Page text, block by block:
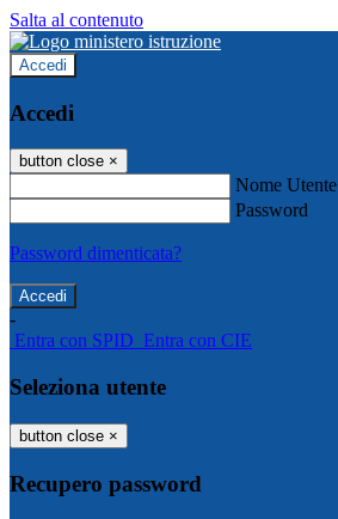
Salta al contenuto
Accedi
Accedi
button close ×
Nome Utente
Password
Password dimenticata?
-
Entra con SPID Entra con CIE
Seleziona utente
button close ×
Recupero password